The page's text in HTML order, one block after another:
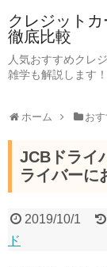
クレジット
徹底比較
人気おすすめクレ
雑学も解説します！
ホーム お
JCBドライ
ライバーに
2019/10/1
ド